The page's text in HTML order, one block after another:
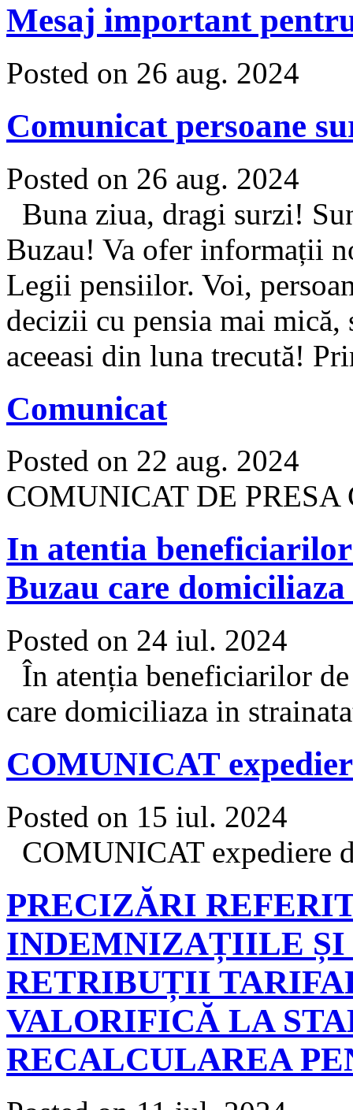
Mesaj important
Posted on 26 aug. 2024
Comunicat persoane
Posted on 26 aug. 2024
Buna ziua, dragi surzi!
Buzau! Va ofer informații
Legii pensiilor. Voi,
decizii cu pensia mai mică,
aceeasi din luna trecută!
Comunicat
Posted on 22 aug. 2024
COMUNICAT DE PRESA
In atentia
Buzau care
Posted on 24 iul. 2024
În atenția beneficiarilor
care domiciliaza in
COMUNICAT
Posted on 15 iul. 2024
COMUNICAT expediere
PRECIZĂRI
INDEMNIZAȚIILE ȘI
RETRIBUȚII
VALORIFICĂ LA
RECALCULAREA